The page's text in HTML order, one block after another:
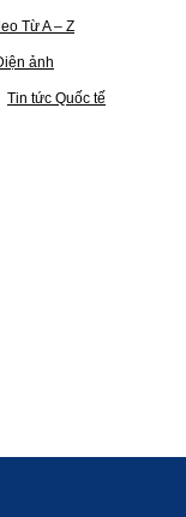
Từ A – Z
ảnh
Tin tức Quốc tế